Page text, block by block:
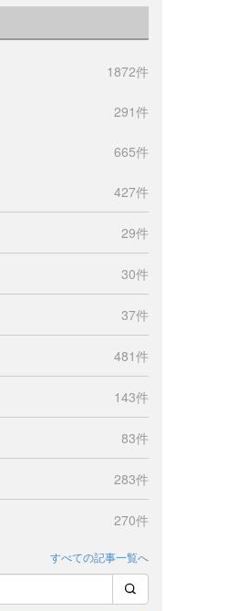
1872件
291件
665件
427件
29件
30件
37件
481件
143件
83件
283件
270件
すべての記事一覧へ